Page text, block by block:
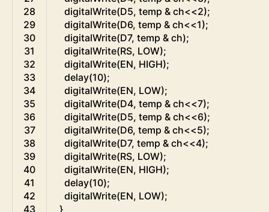
28
29
30
31
32
33
34
35
36
37
38
39
40
41
42
43
digitalWrite(D5, temp & ch<<2);
digitalWrite(D6, temp & ch<<1);
digitalWrite(D7, temp & ch);
digitalWrite(RS, LOW);
digitalWrite(EN, HIGH);
delay(10);
digitalWrite(EN, LOW);
digitalWrite(D4, temp & ch<<7);
digitalWrite(D5, temp & ch<<6);
digitalWrite(D6, temp & ch<<5);
digitalWrite(D7, temp & ch<<4);
digitalWrite(RS, LOW);
digitalWrite(EN, HIGH);
delay(10);
digitalWrite(EN, LOW);
}